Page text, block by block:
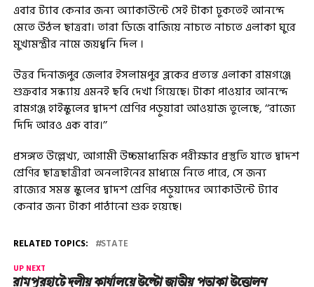
এবার ট্যাব কেনার জন্য অ্যাকাউন্টে সেই টাকা ঢুকতেই আনন্দে
মেতে উঠল ছাত্ররা। তারা ডিজে বাজিয়ে নাচতে নাচতে এলাকা ঘুরে
মুখ্যমন্ত্রীর নামে জয়ধ্বনি দিল ।
উত্তর দিনাজপুর জেলার ইসলামপুর ব্লকের প্রত্যন্ত এলাকা রামগঞ্জে
শুক্রবার সন্ধ্যায় এমনই ছবি দেখা গিয়েছে। টাকা পাওয়ার আনন্দে
রামগঞ্জ হাইস্কুলের দ্বাদশ শ্রেণির পড়ুয়ারা আওয়াজ তুলেছে, ‘‘রাজ্যে
দিদি আরও এক বার।’’
প্রসঙ্গত উল্লেখ্য, আগামী উচ্চমাধ্যমিক পরীক্ষার প্রস্তুতি যাতে দ্বাদশ
শ্রেণির ছাত্রছাত্রীরা অনলাইনের মাধ্যমে নিতে পারে, সে জন্য
রাজ্যের সমস্ত স্কুলের দ্বাদশ শ্রেণির পড়ুয়াদের অ্যাকাউন্টে ট্যাব
কেনার জন্য টাকা পাঠানো শুরু হয়েছে।
RELATED TOPICS: STATE
UP NEXT